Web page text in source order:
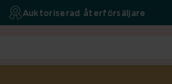
Auktoriserad återförsäljare